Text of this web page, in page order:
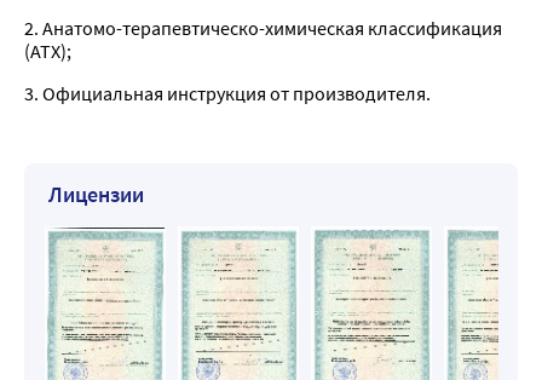
2. Анатомо-терапевтическо-химическая классификация
(ATX);
3. Официальная инструкция от производителя.
Лицензии